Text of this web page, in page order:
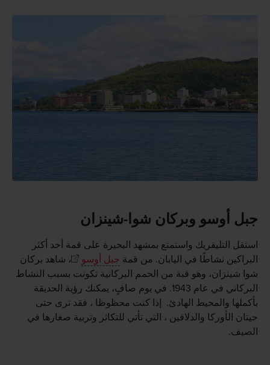
جبل أوسو وبركان شوا-شينزان
استقل التليفريك واستمتع بمشهد البحيرة على قمة أحد أكثر
البراكين نشاطًا في اليابان. من قمة جبل أوسو
، شاهد بركان
شوا شينزان، وهو قبة من الحمم البركانية تكونت بسبب النشاط
البركاني في عام 1943. في يوم صافٍ، يمكنك رؤية الحديقة
بأكملها والمحيط الهادئ. إذا كنت محظوظا ، فقد ترى حتى
حيتان الأوركا والدلافين ، التي تأتي للتكاثر وتربية صغارها في
الصيف.